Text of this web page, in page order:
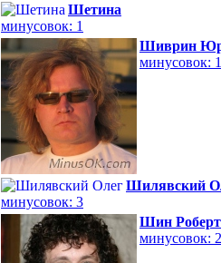
Шетина
минусовок: 1
Шиврин
минусовок: 1
Шилявский
минусовок: 3
Шин Роберт
минусовок: 2